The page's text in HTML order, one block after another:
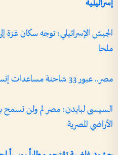
إسرائيلية
الجيش الإسرائيلي: توجه سكان غزة
ملحا
مصر.. عبور 33 شاحنة مساعدات إنسانية إلى غزة من معبر رفح
السيسى لبايدن: مصر لم ولن تسمح
الأراضي المصرية